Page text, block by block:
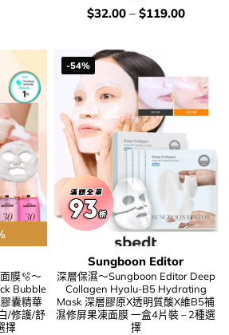
價
錢：
$32.00– $119.00
膜🫧～
Bubble
囊精華
/修護/舒
擇
-54%
Sungboon Editor
深層保濕～Sungboon Editor Deep
Collagen Hyalu-B5 Hydrating
Mask 深層膠原X透明質酸X維B5補
濕修屏果凍面膜 一盒4片裝 – 2種選
擇